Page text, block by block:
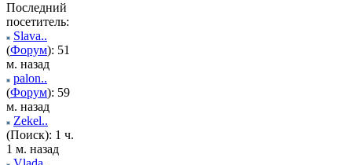
Последний
посетитель:
Slava..
(Форум): 51
м. назад
palon..
(Форум): 59
м. назад
Zekel..
(Поиск): 1 ч.
1 м. назад